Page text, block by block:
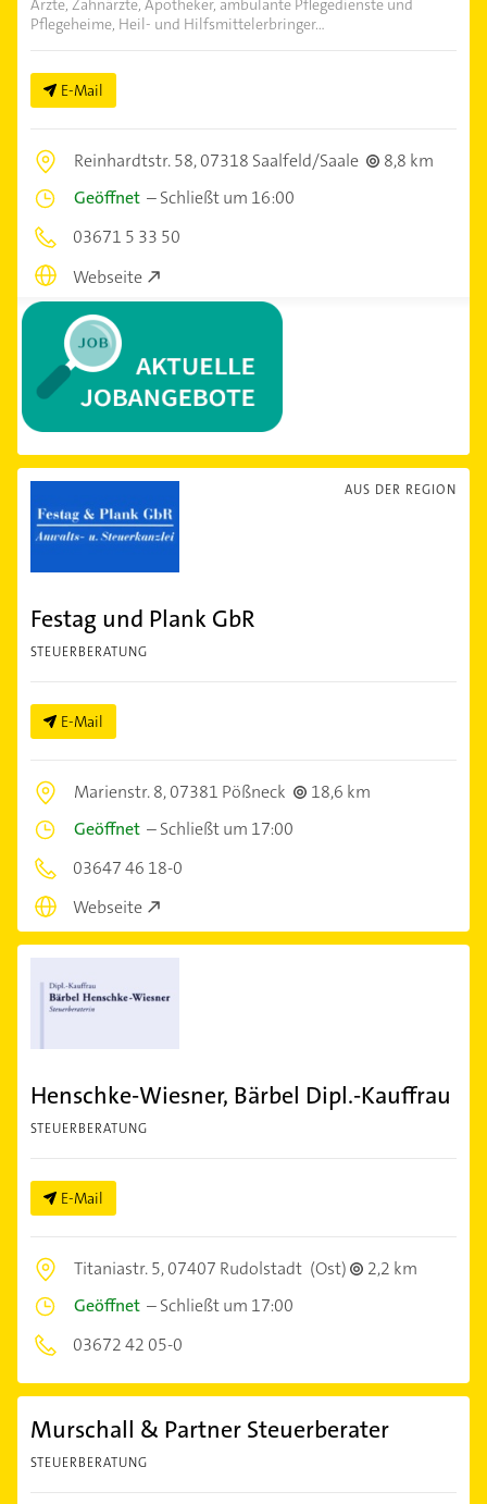
Ärzte, Zahnärzte, Apotheker, ambulante Pflegedienste und
Pflegeheime, Heil- und Hilfsmittelerbringer...
E-Mail
Reinhardtstr. 58,07318 Saalfeld/Saale
8,8 km
Geöffnet –Schließt um 16:00
03671 5 33 50
Webseite
AUS DER REGION
Festag und Plank GbR
STEUERBERATUNG
E-Mail
Marienstr. 8,07381 Pößneck
18,6 km
Geöffnet –Schließt um 17:00
03647 46 18-0
Webseite
Henschke-Wiesner, Bärbel Dipl.-Kauffrau
STEUERBERATUNG
E-Mail
Titaniastr. 5,07407 Rudolstadt (Ost)
2,2 km
Geöffnet –Schließt um 17:00
03672 42 05-0
Murschall & Partner Steuerberater
STEUERBERATUNG